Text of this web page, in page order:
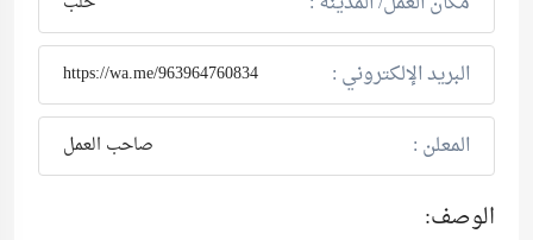
البريد الإلكتروني : https://wa.me/963964760834
المعلن : صاحب العمل
الوصف: